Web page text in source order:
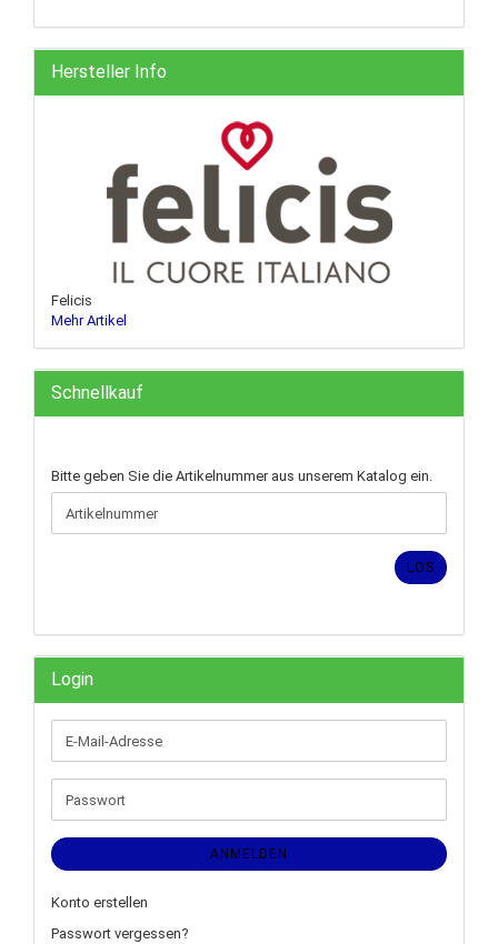
Hersteller Info
Felicis
Mehr Artikel
Schnellkauf
BITTE
GEBEN
SIE
DIE
EIN.
Bitte geben Sie die Artikelnummer aus unserem Katalog ein.
LOS
Login
E-
Mail-
Adresse
Passwort
ANMELDEN
Konto erstellen
Passwort vergessen?